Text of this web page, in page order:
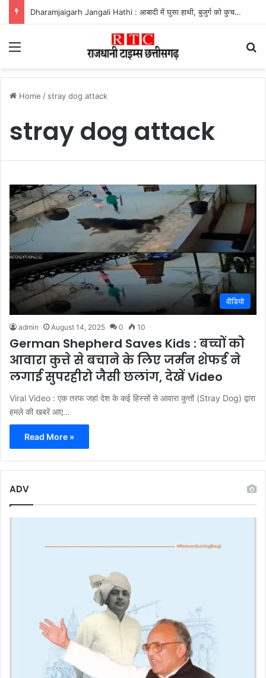
Dharamjaigarh Jangali Hathi : आबादी में घुसा हाथी, बुजुर्ग को कुचलकर उतारा मौत के घाट
Menu
Home / stray dog attack
stray dog attack
वीडियो
admin August 14, 2025 0 10
German Shepherd Saves Kids : बच्चों को
आवारा कुत्ते से बचाने के लिए जर्मन शेफर्ड ने
लगाई सुपरहीरो जैसी छलांग, देखें Video
Viral Video : एक तरफ जहां देश के कई हिस्सों से आवारा कुत्तों (Stray Dog) द्वारा
हमले की खबरें आए…
Read More »
ADV